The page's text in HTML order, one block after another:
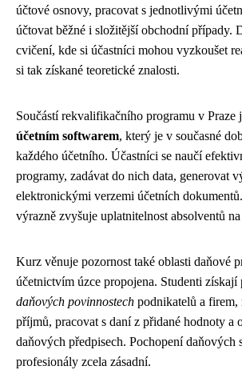
účtové osnovy, pracovat s jednotlivými
účtovat běžné i složitější obchodní případy.
cvičení, kde si účastníci mohou vyzkoušet
si tak získané teoretické znalosti.
Součástí rekvalifikačního programu v Praze
účetním softwarem, který je v současné
každého účetního. Účastníci se naučí
programy, zadávat do nich data, generovat
elektronickými verzemi účetních
výrazně zvyšuje uplatnitelnost absolventů
Kurz věnuje pozornost také oblasti daňové
účetnictvím úzce propojena. Studenti získají
daňových povinnostech podnikatelů a firem,
příjmů, pracovat s daní z přidané hodnoty a
daňových předpisech. Pochopení daňových
profesionály zcela zásadní.